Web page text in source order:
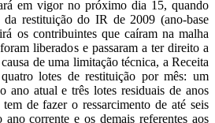
em vigor no próximo dia 15, quando
restituição do IR de 2009 (ano-base
os contribuintes que caíram na malha
liberados e passaram a ter direito a
de uma limitação técnica, a Receita
lotes de restituição por mês: um
ano atual e três lotes residuais de anos
de fazer o ressarcimento de até seis
corrente e os demais referentes aos